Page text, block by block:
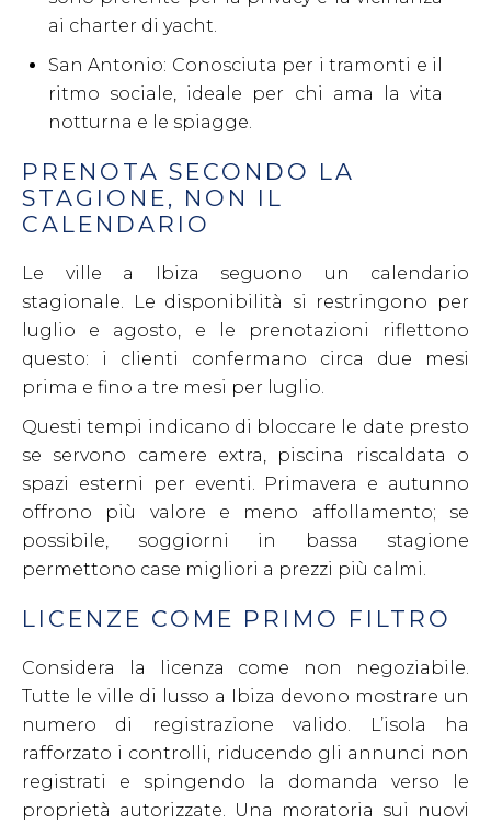
ai charter di yacht.
San Antonio: Conosciuta per i tramonti e il
ritmo sociale, ideale per chi ama la vita
notturna e le spiagge.
PRENOTA SECONDO LA
STAGIONE, NON IL
CALENDARIO
Le ville a Ibiza seguono un calendario
stagionale. Le disponibilità si restringono per
luglio e agosto, e le prenotazioni riflettono
questo: i clienti confermano circa due mesi
prima e fino a tre mesi per luglio.
Questi tempi indicano di bloccare le date presto
se servono camere extra, piscina riscaldata o
spazi esterni per eventi. Primavera e autunno
offrono più valore e meno affollamento; se
possibile, soggiorni in bassa stagione
permettono case migliori a prezzi più calmi.
LICENZE COME PRIMO FILTRO
Considera la licenza come non negoziabile.
Tutte le ville di lusso a Ibiza devono mostrare un
numero di registrazione valido. L’isola ha
rafforzato i controlli, riducendo gli annunci non
registrati e spingendo la domanda verso le
proprietà autorizzate. Una moratoria sui nuovi